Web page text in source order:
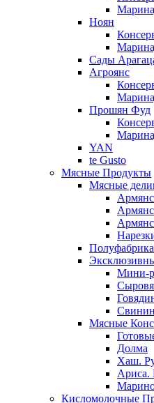
Ноян
Сады
Агроянс
Прошян Фуд
YAN
te Gusto
Мясные Продукты
Мясные
Мини-
Мясные
Долма
Хаш.
Ариса.
Кисломолочные